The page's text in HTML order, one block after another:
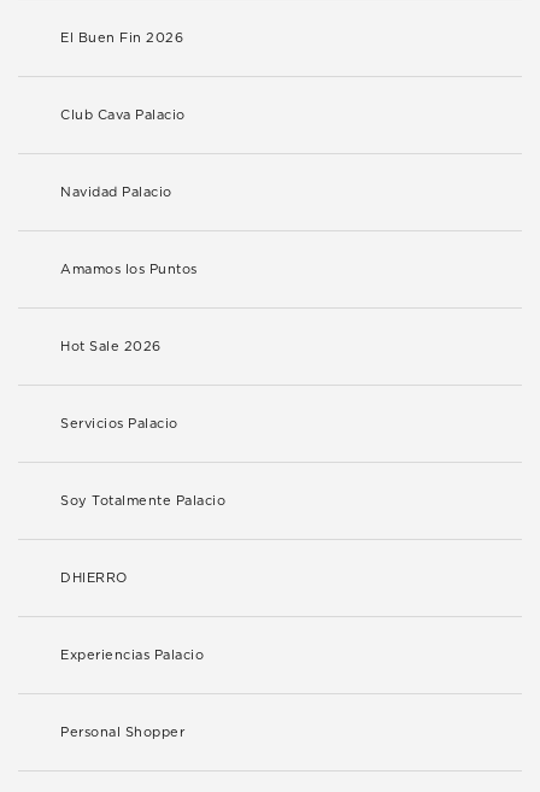
El Buen Fin 2026
Club Cava Palacio
Navidad Palacio
Amamos los Puntos
Hot Sale 2026
Servicios Palacio
Soy Totalmente Palacio
DHIERRO
Experiencias Palacio
Personal Shopper